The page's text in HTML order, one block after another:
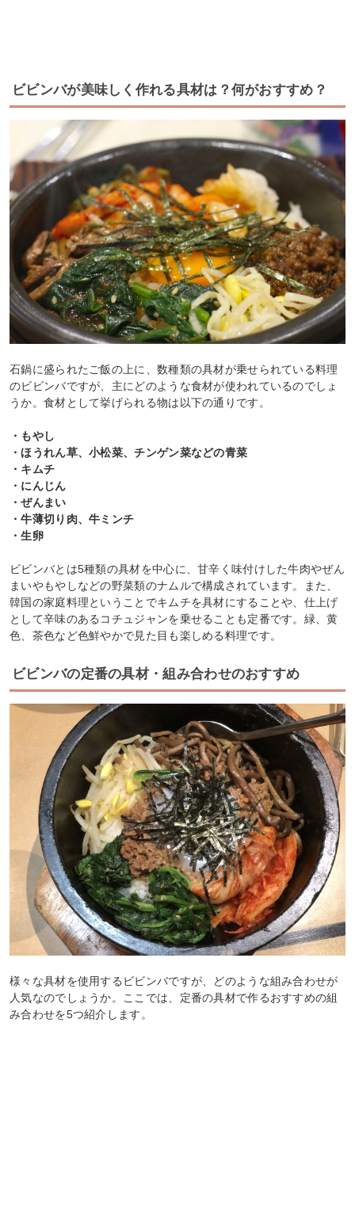
ビビンバが美味しく作れる具材は？何がおすすめ？
石鍋に盛られたご飯の上に、数種類の具材が乗せられている料理
のビビンバですが、主にどのような食材が使われているのでしょ
うか。食材として挙げられる物は以下の通りです。
・もやし
・ほうれん草、小松菜、チンゲン菜などの青菜
・キムチ
・にんじん
・ぜんまい
・牛薄切り肉、牛ミンチ
・生卵
ビビンバとは5種類の具材を中心に、甘辛く味付けした牛肉やぜん
まいやもやしなどの野菜類のナムルで構成されています。また、
韓国の家庭料理ということでキムチを具材にすることや、仕上げ
として辛味のあるコチュジャンを乗せることも定番です。緑、黄
色、茶色など色鮮やかで見た目も楽しめる料理です。
ビビンバの定番の具材・組み合わせのおすすめ
様々な具材を使用するビビンバですが、どのような組み合わせが
人気なのでしょうか。ここでは、定番の具材で作るおすすめの組
み合わせを5つ紹介します。